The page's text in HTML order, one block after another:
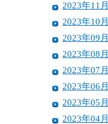
2023年11月
2023年10月
2023年09月
2023年08月
2023年07月
2023年06月
2023年05月
2023年04月